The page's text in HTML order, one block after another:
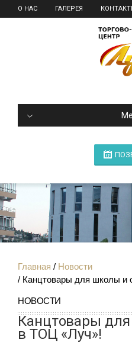
О НАС ГАЛЕРЕЯ
Главная
Новости
Канцтовары для школы и
НОВОСТИ
Канцтовары
в ТОЦ «Луч»!